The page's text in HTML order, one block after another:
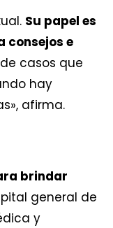
Su papel es
consejos e
casos que
hay
afirma.
brindar
general de
y